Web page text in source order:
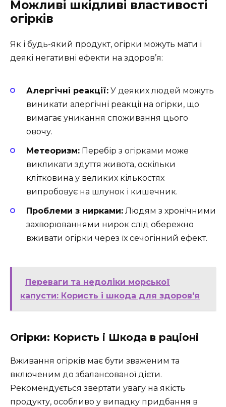
Можливі шкідливі властивості
огірків
Як і будь-який продукт, огірки можуть мати і
деякі негативні ефекти на здоров’я:
Алергічні реакції: У деяких людей можуть
виникати алергічні реакції на огірки, що
вимагає уникання споживання цього
овочу.
Метеоризм: Перебір з огірками може
викликати здуття живота, оскільки
клітковина у великих кількостях
випробовує на шлунок і кишечник.
Проблеми з нирками: Людям з хронічними
захворюваннями нирок слід обережно
вживати огірки через їх сечогінний ефект.
Переваги та недоліки морської
капусти: Користь і шкода для здоров'я
Огірки: Користь і Шкода в раціоні
Вживання огірків має бути зваженим та
включеним до збалансованої дієти.
Рекомендується звертати увагу на якість
продукту, особливо у випадку придбання в